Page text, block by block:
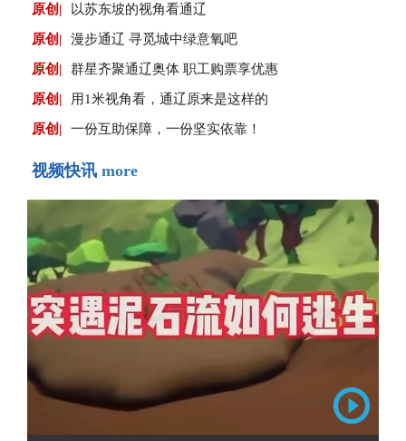
原创| 以苏东坡的视角看通辽
原创| 漫步通辽 寻觅城中绿意氧吧
原创| 群星齐聚通辽奥体 职工购票享优惠
原创| 用1米视角看，通辽原来是这样的
原创| 一份互助保障，一份坚实依靠！
视频快讯 more